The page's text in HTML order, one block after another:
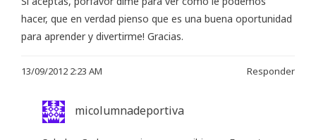
hacer, que en verdad pienso que es una buena oportunidad
para aprender y divertirme! Gracias.
13/09/2012 2:23 AM Responder
micolumnadeportiva